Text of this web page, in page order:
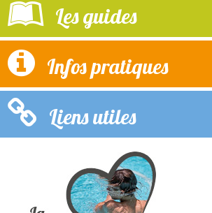
Les guides
Infos pratiques
Liens utiles